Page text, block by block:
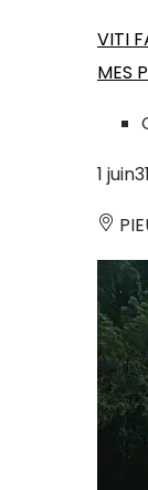
VITI
MES
1 juin31